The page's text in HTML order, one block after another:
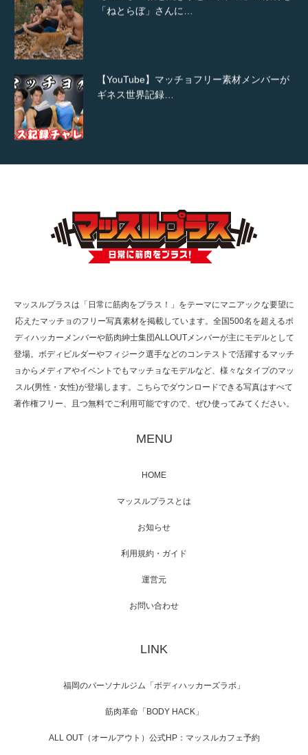
「ねとらぼ」さんに…
【YouTube】マッチョフリー素材メンバーが
ギネス世界記録…
TOKYO FMラジオ番組「ONE MORNING」
で紹介さ…
た（6/8放送）
映画「メカバース」舞台挨拶へマッスルプラ
【TV】NHK BS「COOL JAPAN 」にてマッス
「ねとらぼ」さんに…
マッスルプラスは「日常に筋肉をプラス！」をテーマにマニアックな要望に
応えたマッチョのフリー写真素材を掲載しています。全国500名を超えるボ
ディハッカーメンバーや筋肉紳士集団ALLOUTメンバーが主にモデルとして
登場。ボディビルダーやフィジーク選手などのコンテストで活躍するマッチ
ョからメディアやイベントでもマッチョなモデルなど、様々なタイプのマッ
スル(男性・女性)が登場します。こちらでダウンロードできる写真はすべて
著作権フリー、且つ無料でご利用可能ですので、ぜひ使ってみてください。
MENU
HOME
マッスルプラスとは
お知らせ
利用規約・ガイド
運営元
お問い合わせ
LINK
福岡のパーソナルジム「ボディハッカーズラボ」
筋肉革命「BODY HACK」
ALL OUT（オールアウト）公式HP：マッスルカフェ予約